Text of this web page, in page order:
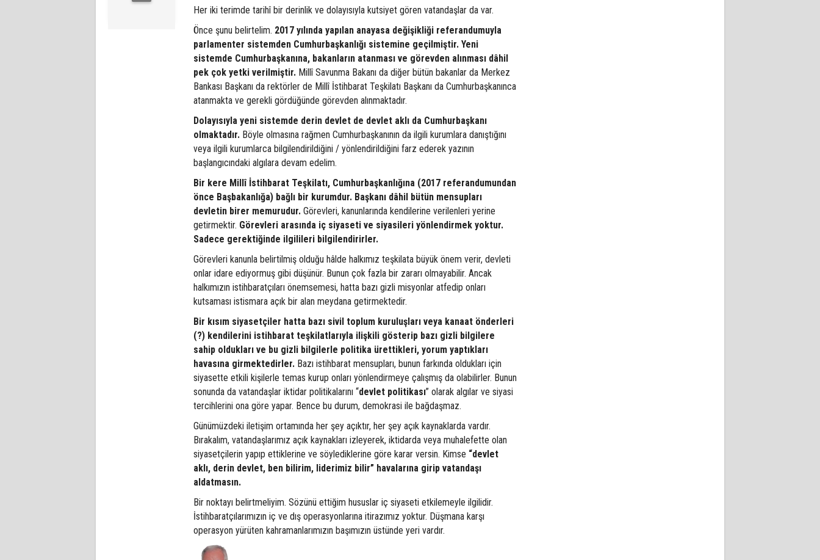
Her iki terimde tarihî bir derinlik ve dolayısıyla kutsiyet gören vatandaşlar da var.
Önce şunu belirtelim. 2017 yılında yapılan anayasa değişikliği referandumuyla
parlamenter sistemden Cumhurbaşkanlığı sistemine geçilmiştir. Yeni
sistemde Cumhurbaşkanına, bakanların atanması ve görevden alınması dâhil
pek çok yetki verilmiştir. Millî Savunma Bakanı da diğer bütün bakanlar da Merkez
Bankası Başkanı da rektörler de Millî İstihbarat Teşkilatı Başkanı da Cumhurbaşkanınca
atanmakta ve gerekli gördüğünde görevden alınmaktadır.
Dolayısıyla yeni sistemde derin devlet de devlet aklı da Cumhurbaşkanı
olmaktadır. Böyle olmasına rağmen Cumhurbaşkanının da ilgili kurumlara danıştığını
veya ilgili kurumlarca bilgilendirildiğini / yönlendirildiğini farz ederek yazının
başlangıcındaki algılara devam edelim.
Bir kere Millî İstihbarat Teşkilatı, Cumhurbaşkanlığına (2017 referandumundan
önce Başbakanlığa) bağlı bir kurumdur. Başkanı dâhil bütün mensupları
devletin birer memurudur. Görevleri, kanunlarında kendilerine verilenleri yerine
getirmektir. Görevleri arasında iç siyaseti ve siyasileri yönlendirmek yoktur.
Sadece gerektiğinde ilgilileri bilgilendirirler.
Görevleri kanunla belirtilmiş olduğu hâlde halkımız teşkilata büyük önem verir, devleti
onlar idare ediyormuş gibi düşünür. Bunun çok fazla bir zararı olmayabilir. Ancak
halkımızın istihbaratçıları önemsemesi, hatta bazı gizli misyonlar atfedip onları
kutsaması istismara açık bir alan meydana getirmektedir.
Bir kısım siyasetçiler hatta bazı sivil toplum kuruluşları veya kanaat önderleri
(?) kendilerini istihbarat teşkilatlarıyla ilişkili gösterip bazı gizli bilgilere
sahip oldukları ve bu gizli bilgilerle politika ürettikleri, yorum yaptıkları
havasına girmektedirler. Bazı istihbarat mensupları, bunun farkında oldukları için
siyasette etkili kişilerle temas kurup onları yönlendirmeye çalışmış da olabilirler. Bunun
sonunda da vatandaşlar iktidar politikalarını “devlet politikası” olarak algılar ve siyasi
tercihlerini ona göre yapar. Bence bu durum, demokrasi ile bağdaşmaz.
Günümüzdeki iletişim ortamında her şey açıktır, her şey açık kaynaklarda vardır.
Bırakalım, vatandaşlarımız açık kaynakları izleyerek, iktidarda veya muhalefette olan
siyasetçilerin yapıp ettiklerine ve söylediklerine göre karar versin. Kimse “devlet
aklı, derin devlet, ben bilirim, liderimiz bilir” havalarına girip vatandaşı
aldatmasın.
Bir noktayı belirtmeliyim. Sözünü ettiğim hususlar iç siyaseti etkilemeyle ilgilidir.
İstihbaratçılarımızın iç ve dış operasyonlarına itirazımız yoktur. Düşmana karşı
operasyon yürüten kahramanlarımızın başımızın üstünde yeri vardır.